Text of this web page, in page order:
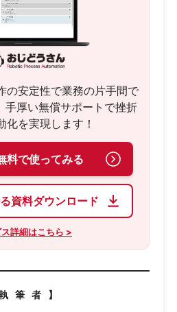
の安定性で業務の片手間で
手厚い無償サポートで挫折
化を実現します！
料で使ってみる
資料ダウンロード
詳細はこちら >
執筆者】